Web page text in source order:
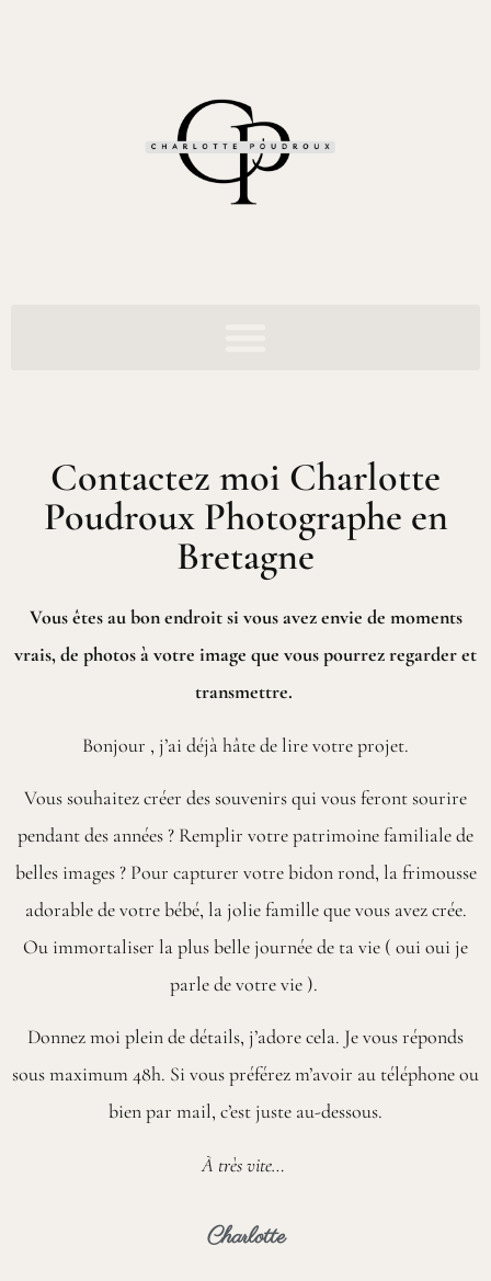
Contactez moi Charlotte
Poudroux Photographe en
Bretagne
Vous êtes au bon endroit si vous avez envie de moments
vrais, de photos à votre image que vous pourrez regarder et
transmettre.
Bonjour , j’ai déjà hâte de lire votre projet.
Vous souhaitez créer des souvenirs qui vous feront sourire
pendant des années ? Remplir votre patrimoine familiale de
belles images ? Pour capturer votre bidon rond, la frimousse
adorable de votre bébé, la jolie famille que vous avez crée.
Ou immortaliser la plus belle journée de ta vie ( oui oui je
parle de votre vie ).
Donnez moi plein de détails, j’adore cela. Je vous réponds
sous maximum 48h. Si vous préférez m’avoir au téléphone ou
bien par mail, c’est juste au-dessous.
À très vite…
Charlotte